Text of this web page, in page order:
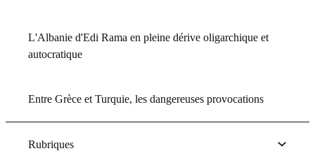
L'Albanie d'Edi Rama en pleine dérive oligarchique et
autocratique
Entre Grèce et Turquie, les dangereuses provocations
Rubriques